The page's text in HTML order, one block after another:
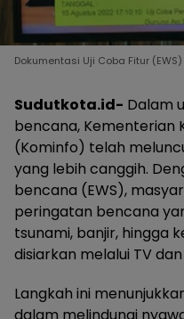
Dokumentasi Uji Coba Fitur (EWS)
Sudutkota.id- Dalam
bencana, Kementerian
(Kominfo) telah
yang lebih canggih.
bencana (EWS),
peringatan bencana
tsunami, banjir, hingga
disiarkan melalui TV
Langkah ini